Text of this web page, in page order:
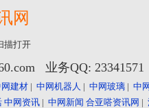
网
描打开
业务QQ:
建材 | 中网机器人 | 中网玻璃 | 中
中网资讯 | 中网新闻 合亚嗒资讯网 |